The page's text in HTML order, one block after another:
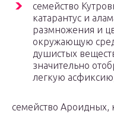
семейство
катарантус и
размножения и
окружающую
душистых
значительно
легкую
семейство Ароидных,